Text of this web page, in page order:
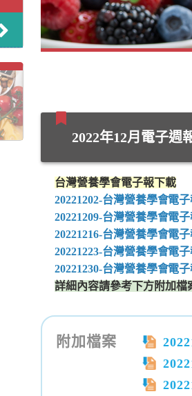
2022年12月電子週
台灣營養學會電子報下載
20221202-台灣營養學會電
20221209-台灣營養學會電
20221216-台灣營養學會電
20221223-台灣營養學會電
20221230-台灣營養學會電
詳細內容請參考下方附加檔
附加檔案